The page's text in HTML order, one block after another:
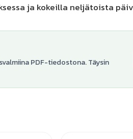
ja kokeilla neljätoista
PDF-tiedostona. Täysin